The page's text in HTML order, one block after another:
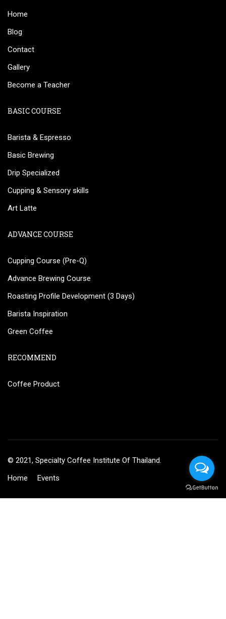
Home
Blog
Contact
Gallery
Become a Teacher
BASIC COURSE
Barista & Espresso
Basic Brewing
Drip Specialized
Cupping & Sensory skills
Art Latte
ADVANCE COURSE
Cupping Course (Pre-Q)
Advance Brewing Course
Roasting Profile Development (3 Days)
Barista Inspiration
Green Coffee
RECOMMEND
Coffee Product
© 2021, Specialty Coffee Institute Of Thailand.
Home
Events